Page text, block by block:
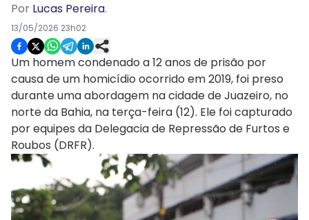
Por Lucas Pereira.
13/05/2026 23h02
Um homem condenado a 12 anos de prisão por
causa de um homicídio ocorrido em 2019, foi preso
durante uma abordagem na cidade de Juazeiro, no
norte da Bahia, na terça-feira (12). Ele foi capturado
por equipes da Delegacia de Repressão de Furtos e
Roubos (DRFR).